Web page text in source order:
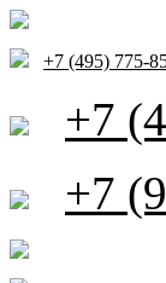
+7 (495) 775-
+7
+7